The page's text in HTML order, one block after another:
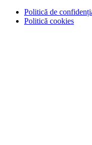
Politică de
Politică cookies